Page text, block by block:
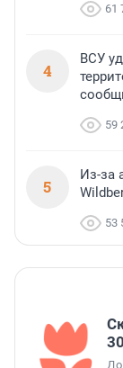
61
4
ВСУ
59
5
Из-за
53
До